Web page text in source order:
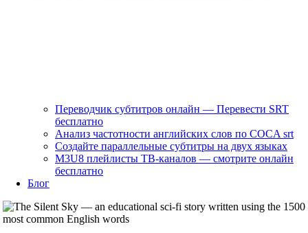
Переводчик субтитров онлайн — Перевести SRT
бесплатно
Анализ частотности английских слов по COCA srt
Создайте параллельные субтитры на двух языках
M3U8 плейлисты ТВ‑каналов — смотрите онлайн
бесплатно
Блог